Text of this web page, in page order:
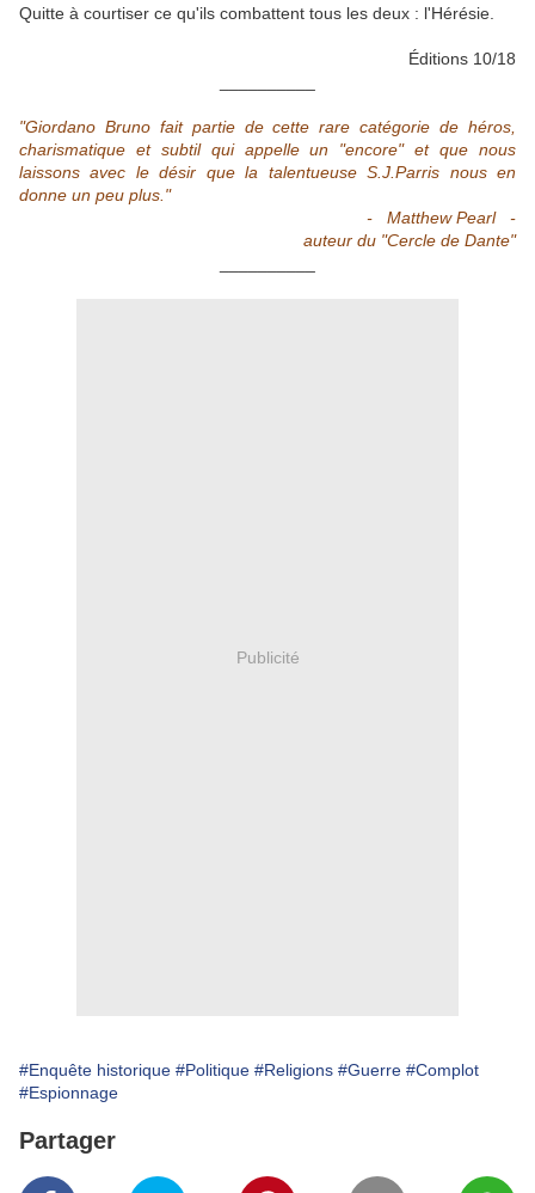
Quitte à courtiser ce qu'ils combattent tous les deux : l'Hérésie.
Éditions 10/18
"Giordano Bruno fait partie de cette rare catégorie de héros,
charismatique et subtil qui appelle un "encore" et que nous
laissons avec le désir que la talentueuse S.J.Parris nous en
donne un peu plus."
- Matthew Pearl -
auteur du "Cercle de Dante"
Publicité
#Enquête historique #Politique #Religions #Guerre #Complot
#Espionnage
Partager